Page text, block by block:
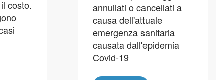
costo.
annullati o cancellati a
causa dell'attuale
emergenza sanitaria
causata dall'epidemia
Covid-19